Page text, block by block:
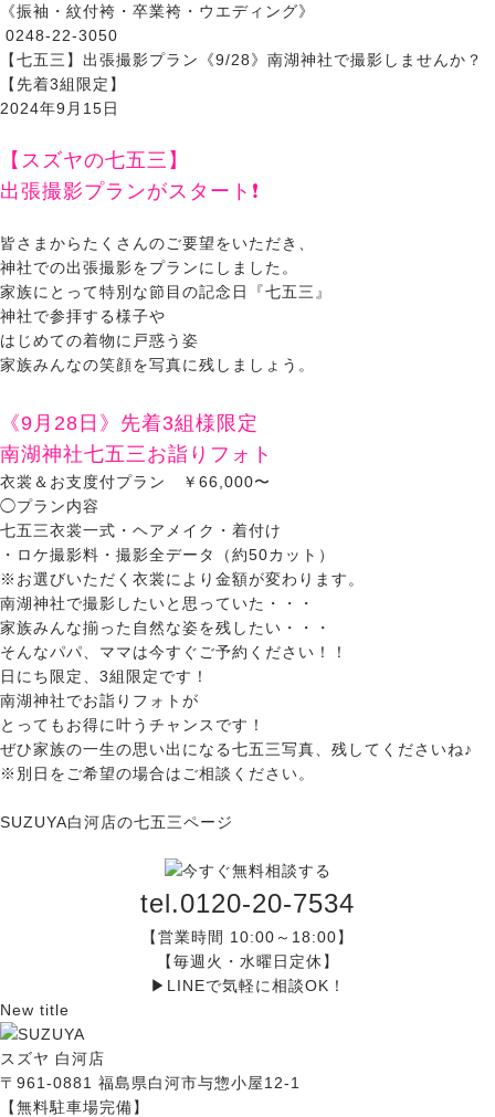
《振袖・紋付袴・卒業袴・ウエディング》
0248-22-3050
【七五三】出張撮影プラン《9/28》南湖神社で撮影しませんか？
【先着3組限定】
2024年9月15日
【スズヤの七五三】
出張撮影プランがスタート❗
皆さまからたくさんのご要望をいただき、
神社での出張撮影をプランにしました。
家族にとって特別な節目の記念日『七五三』
神社で参拝する様子や
はじめての着物に戸惑う姿
家族みんなの笑顔を写真に残しましょう。
《9月28日》先着3組様限定
南湖神社七五三お詣りフォト
衣裳＆お支度付プラン ￥66,000〜
◯プラン内容
七五三衣裳一式・ヘアメイク・着付け
・ロケ撮影料・撮影全データ（約50カット）
※お選びいただく衣裳により金額が変わります。
南湖神社で撮影したいと思っていた・・・
家族みんな揃った自然な姿を残したい・・・
そんなパパ、ママは今すぐご予約ください！！
日にち限定、3組限定です！
南湖神社でお詣りフォトが
とってもお得に叶うチャンスです！
ぜひ家族の一生の思い出になる七五三写真、残してくださいね♪
※別日をご希望の場合はご相談ください。
SUZUYA白河店の七五三ページ
tel.0120-20-7534
【営業時間 10:00～18:00】
【毎週火・水曜日定休】
▶ LINEで気軽に相談OK！
New title
スズヤ 白河店
〒961-0881 福島県白河市与惣小屋12-1
【無料駐車場完備】